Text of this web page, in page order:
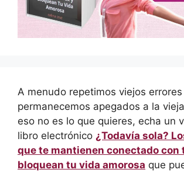
A menudo repetimos viejos
permanecemos apegados a la
eso no es lo que quieres, echa un
libro electrónico ¿Todavía sola?
que te mantienen conectado con
bloquean tu vida amorosa que